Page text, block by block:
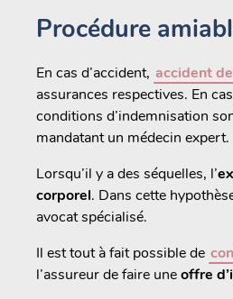
Procédure
En cas d’accident, accident
assurances respectives. En
conditions d’indemnisation
mandatant un médecin expert.
Lorsqu’il y a des séquelles, l’
corporel. Dans cette
avocat spécialisé.
Il est tout à fait possible de
l’assureur de faire uneoffre